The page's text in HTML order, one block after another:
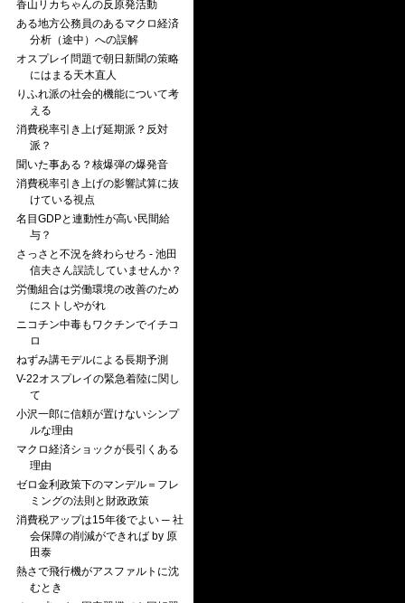
香山リカちゃんの反原発活動
ある地方公務員のあるマクロ経済
分析（途中）への誤解
オスプレイ問題で朝日新聞の策略
にはまる天木直人
りふれ派の社会的機能について考
える
消費税率引き上げ延期派？反対
派？
聞いた事ある？核爆弾の爆発音
消費税率引き上げの影響試算に抜
けている視点
名目GDPと連動性が高い民間給
与？
さっさと不況を終わらせろ - 池田
信夫さん誤読していませんか？
労働組合は労働環境の改善のため
にストしやがれ
ニコチン中毒もワクチンでイチコ
ロ
ねずみ講モデルによる長期予測
V-22オスプレイの緊急着陸に関し
て
小沢一郎に信頼が置けないシンプ
ルな理由
マクロ経済ショックが長引くある
理由
ゼロ金利政策下のマンデル＝フレ
ミングの法則と財政政策
消費税アップは15年後でよい ─ 社
会保障の削減ができれば by 原
田泰
熱さで飛行機がアスファルトに沈
むとき